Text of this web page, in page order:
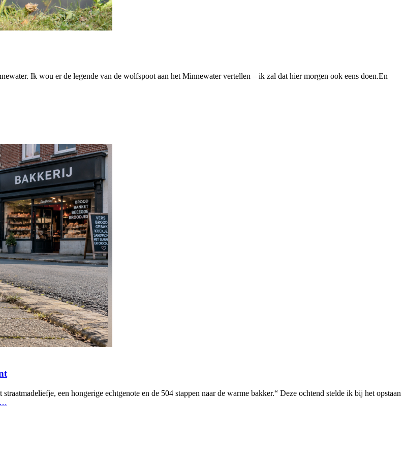
Ik wou er de legende van de wolfspoot aan het Minnewater vertellen – ik zal dat hier morgen ook eens doen.En
een hongerige echtgenote en de 504 stappen naar de warme bakker.“ Deze ochtend stelde ik bij het opstaan
…